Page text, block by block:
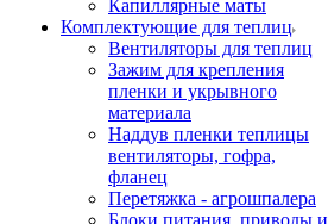
Капиллярные маты
Комплектующие для теплиц
Вентиляторы для теплиц
Зажим для крепления
пленки и укрывного
материала
Наддув пленки теплицы
вентиляторы, гофра,
фланец
Перетяжка - агрошпалера
Блоки питания, приводы и